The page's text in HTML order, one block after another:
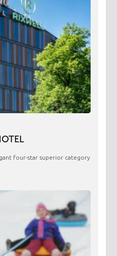
four-star superior category